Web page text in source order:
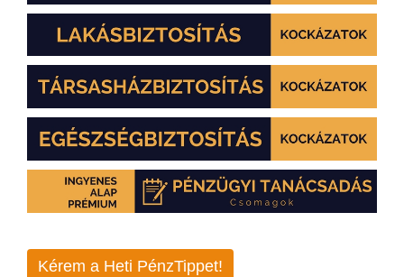
Kérem a Heti PénzTippet!